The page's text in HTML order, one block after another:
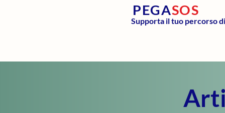
PEGASOS
Supporta il tuo percorso